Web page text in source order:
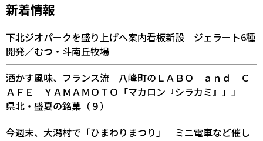
新着情報
下北ジオパークを盛り上げへ案内看板新設 ジェラート6種
開発／むつ・斗南丘牧場
酒かす風味、フランス流 八峰町のＬＡＢＯ ａｎｄ Ｃ
ＡＦＥ ＹＡＭＡＭＯＴＯ「マカロン『シラカミ』」」
県北・盛夏の銘菓（９）
今週末、大潟村で「ひまわりまつり」 ミニ電車など催し